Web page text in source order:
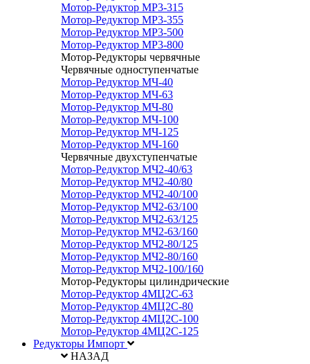
Мотор-Редуктор МР3-315
Мотор-Редуктор МР3-355
Мотор-Редуктор МР3-500
Мотор-Редуктор МР3-800
Мотор-Редукторы червячные
Червячные одноступенчатые
Мотор-Редуктор МЧ-40
Мотор-Редуктор МЧ-63
Мотор-Редуктор МЧ-80
Мотор-Редуктор МЧ-100
Мотор-Редуктор МЧ-125
Мотор-Редуктор МЧ-160
Червячные двухступенчатые
Мотор-Редуктор МЧ2-40/63
Мотор-Редуктор МЧ2-40/80
Мотор-Редуктор МЧ2-40/100
Мотор-Редуктор МЧ2-63/100
Мотор-Редуктор МЧ2-63/125
Мотор-Редуктор МЧ2-63/160
Мотор-Редуктор МЧ2-80/125
Мотор-Редуктор МЧ2-80/160
Мотор-Редуктор МЧ2-100/160
Мотор-Редукторы цилиндрические
Мотор-Редуктор 4МЦ2С-63
Мотор-Редуктор 4МЦ2С-80
Мотор-Редуктор 4МЦ2С-100
Мотор-Редуктор 4МЦ2С-125
Редукторы Импорт
НАЗАД